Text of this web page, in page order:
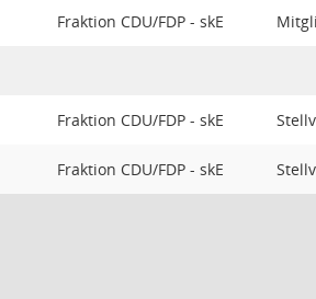
Fraktion CDU/FDP - skE
Fraktion CDU/FDP - skE
Fraktion CDU/FDP - skE